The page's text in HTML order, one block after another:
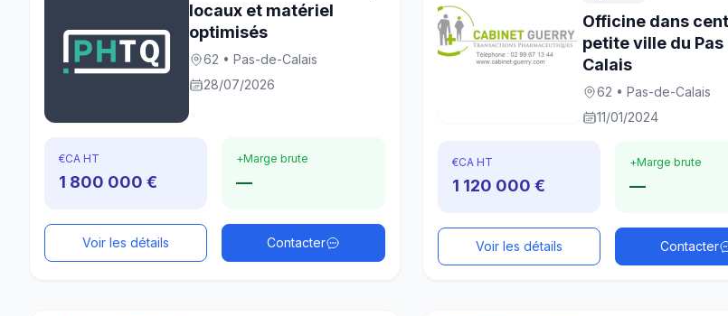
locaux et matériel
optimisés
62 • Pas-de-Calais
28/07/2026
€CA HT
1 800 000 €
+Marge brute
—
Voir les détails Contacter
Officine dans
petite ville du Pas
Calais
62 • Pas-de-Calais
11/01/2024
€CA HT
1 120 000 €
+Marge brute
—
Voir les détails Contacter